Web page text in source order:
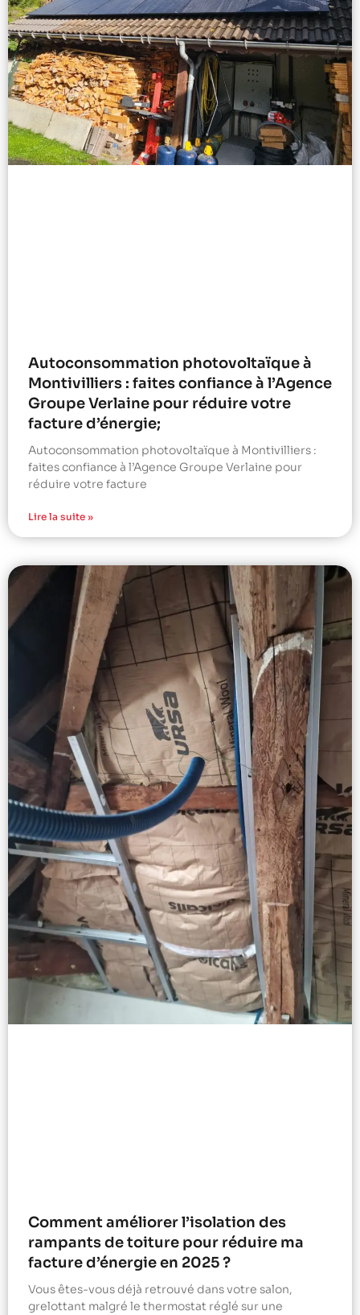
Autoconsommation photovoltaïque à
Montivilliers : faites confiance à l’Agence
Groupe Verlaine pour réduire votre
facture d’énergie;
Autoconsommation photovoltaïque à Montivilliers :
faites confiance à l’Agence Groupe Verlaine pour
réduire votre facture
Lire la suite »
Comment améliorer l’isolation des
rampants de toiture pour réduire ma
facture d’énergie en 2025 ?
Vous êtes-vous déjà retrouvé dans votre salon,
grelottant malgré le thermostat réglé sur une